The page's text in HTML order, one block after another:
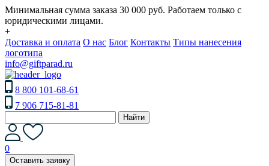
Минимальная сумма заказа 30 000 руб. Работаем только с
юридическими лицами.
+
Доставка и оплата О нас Блог Контакты Типы нанесения
логотипа
info@giftparad.ru
8 800 101-68-61
7 906 715-81-81
Найти
0
Оставить заявку